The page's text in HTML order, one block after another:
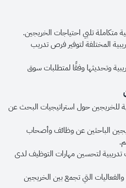
تلبي احتياجات الخريجين.
المختلفة لتوفير فرص تدريب
وتحديثها وفقًا لمتطلبات سوق
للخريجين حول استراتيجيات البحث عن
الباحثين عن وظائف وأصحاب
لتحسين مهارات التوظيف لدى
التي تجمع بين الخريجين